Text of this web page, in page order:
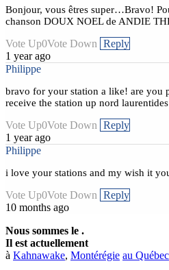
Bonjour, vous êtres super…Bravo!
chanson DOUX NOEL de ANDIE
Vote Up0Vote Down Reply
1 year ago
Philippe
bravo for your station a like! are you
receive the station up nord laurentides
Vote Up0Vote Down Reply
1 year ago
Philippe
i love your stations and my wish it
Vote Up0Vote Down Reply
10 months ago
Nous sommes le .
Il est actuellement
à Kahnawake, Montérégie au Québec